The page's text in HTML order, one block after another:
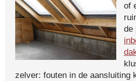
of
de
zelver: fouten in de aansluiting